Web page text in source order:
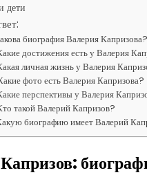
дети
биография Валерия Капризова?
достижения есть у Валерия
личная жизнь у Валерия
фото есть Валерия Капризова?
перспективы у Валерия
такой Валерий Капризов?
биографию имеет Валерий